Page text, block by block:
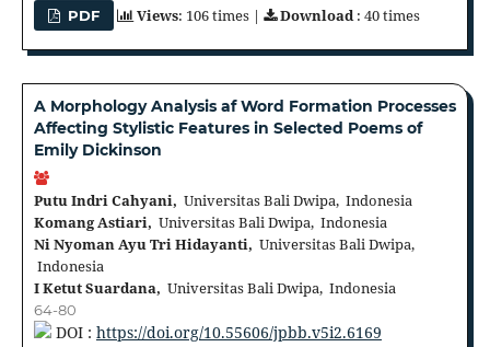
PDF Views: 106 times | Download: 40 times
A Morphology Analysis af Word Formation Processes
Affecting Stylistic Features in Selected Poems of
Emily Dickinson
Putu Indri Cahyani, Universitas Bali Dwipa, Indonesia
Komang Astiari, Universitas Bali Dwipa, Indonesia
Ni Nyoman Ayu Tri Hidayanti, Universitas Bali Dwipa,
Indonesia
I Ketut Suardana, Universitas Bali Dwipa, Indonesia
64-80
DOI : https://doi.org/10.55606/jpbb.v5i2.6169